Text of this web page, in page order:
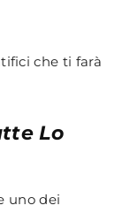
Lo
uno dei